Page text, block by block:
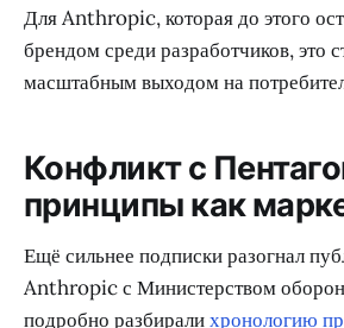
Для Anthropic, которая до этого
брендом среди разработчиков, это
масштабным выходом на
Конфликт с
принципы как
Ещё сильнее подписки разогнал
Anthropic с Министерством
подробно разбиралихронологию